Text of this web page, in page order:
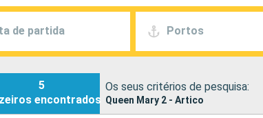
de partida Portos
5
encontrados
Os seus critérios de pesquisa:
Queen Mary 2 - Artico